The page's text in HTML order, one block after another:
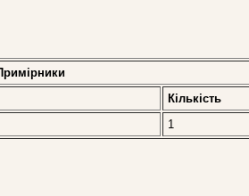
Кількість
1